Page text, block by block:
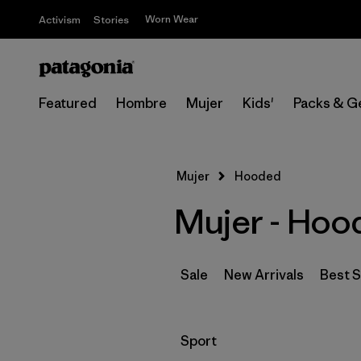
Activism Stories Worn Wear
Featured Hombre Mujer Kids' Packs &
Mujer Hooded
Mujer -
Sale New Arrivals Best
Filtrar por
Sport